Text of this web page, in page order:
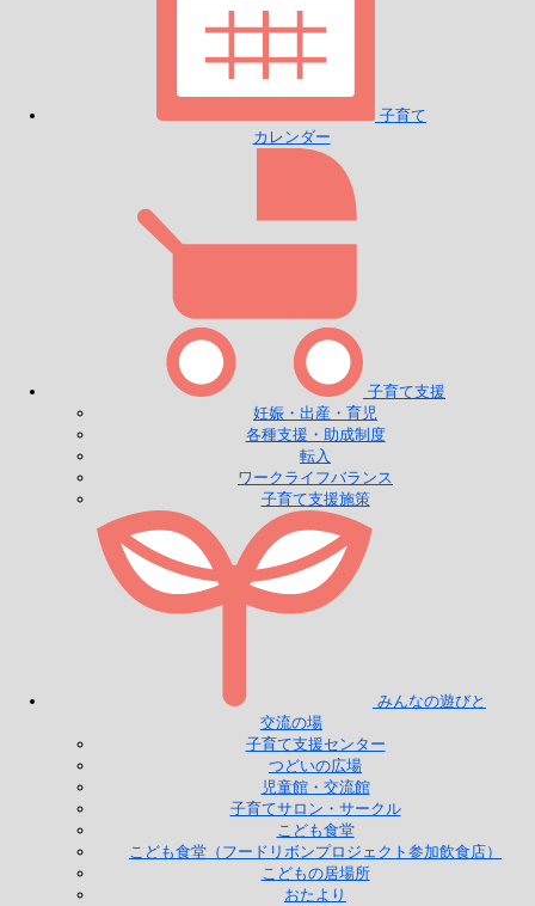
子育て
カレンダー
子育て支援
妊娠・出産・育児
各種支援・助成制度
転入
ワークライフバランス
子育て支援施策
みんなの遊びと
交流の場
子育て支援センター
つどいの広場
児童館・交流館
子育てサロン・サークル
こども食堂
こども食堂（フードリボンプロジェクト参加飲食店）
こどもの居場所
おたより